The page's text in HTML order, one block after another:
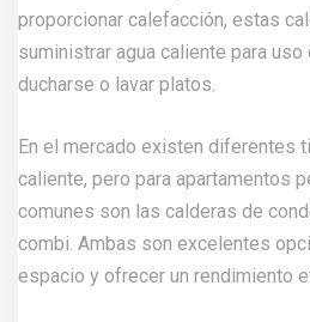
proporcionar calefacción, estas
suministrar agua caliente para
ducharse o lavar platos.
En el mercado existen diferentes
caliente, pero para apartamentos
comunes son las calderas de
combi. Ambas son excelentes
espacio y ofrecer un rendimiento